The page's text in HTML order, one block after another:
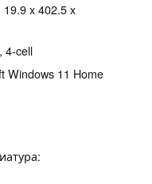
x 402.5 x
4-cell
Windows 11 Home